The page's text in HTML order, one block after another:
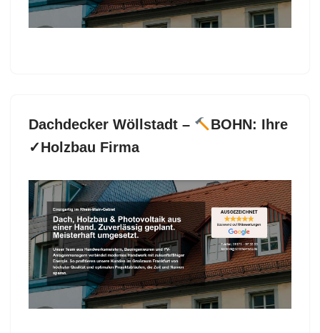
Dachdecker Wöllstadt –
BOHN: Ihre
✓Holzbau Firma
Erfahren Sie mehr über Dachdecker für Wöllstadt
bei
BOHN als auch ✓Dacheindeckung,
Dachfenster, Dachgauben, Dachstuhl. Verfügbar:
✓Dacheindeckung, ✓Dachfenster, ✓Dachdecker,
✓Dachgauben und ✓Dachstuhl für 61206 Wöllstadt
bei BOHN – Ihr Dachdeckermeister. Mit uns an Ihrer
Seite ✉.